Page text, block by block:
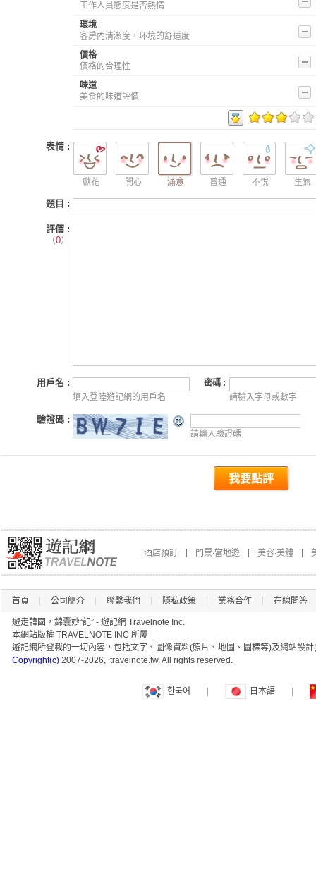
工作人員態度是否熱情
環境
客房內清潔度，环境的舒适度
價格
價格的合理性
味道
美食的味道評價
表情 :
獻花 開心 滿意 普通 不悅 生氣
題目 :
評價 :
（0）
用戶名 :
填入登陸遊記網的用戶名
密碼 :
請輸入字母或數字
驗證碼 :
請輸入驗證碼
我要點評
酒店預訂 門票∙當地遊 美容∙美體
首頁 公司簡介 聯繫我們 隱私政策 業務合作 在線問答
遊走韓國，錦囊妙“記” - 遊記網 Travelnote Inc.
本網站版權 TRAVELNOTE INC 所屬
遊記網所登載的一切內容，包括文字、圖像資料(照片、地圖、圖標等)及網站
Copyright(c) 2007-2026, travelnote.tw. All rights reserved.
한국어 日本語